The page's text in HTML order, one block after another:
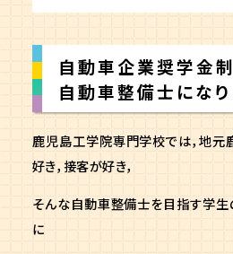
自動車企業奨学金
自動車整備士になり
鹿児島工学院専門学校では，地元
好き，接客が好き，
そんな自動車整備士を目指す学生
に